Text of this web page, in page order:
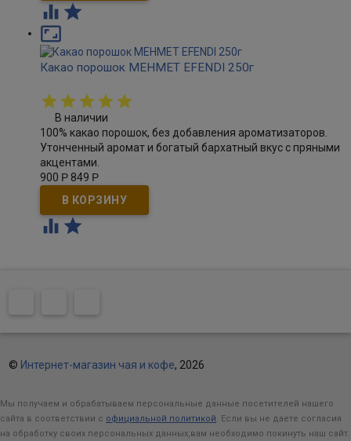
 

Какао порошок MEHMET EFENDI 250г
В наличии
100% какао порошок, без добавления ароматизаторов.
Утонченный аромат и богатый бархатный вкус с пряными
акцентами.
900 Р 849 Р
 
© Интернет-магазин чая и кофе, 2026
Мы получаем и обрабатываем персональные данные посетителей нашего
сайта в соответствии с официальной политикой. Если вы не даете согласия
на обработку своих персональных данных,вам необходимо покинуть наш сайт.